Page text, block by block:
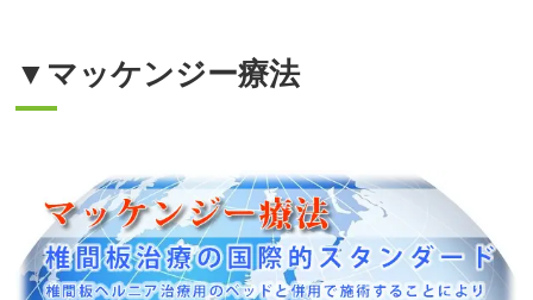
▼マッケンジー療法